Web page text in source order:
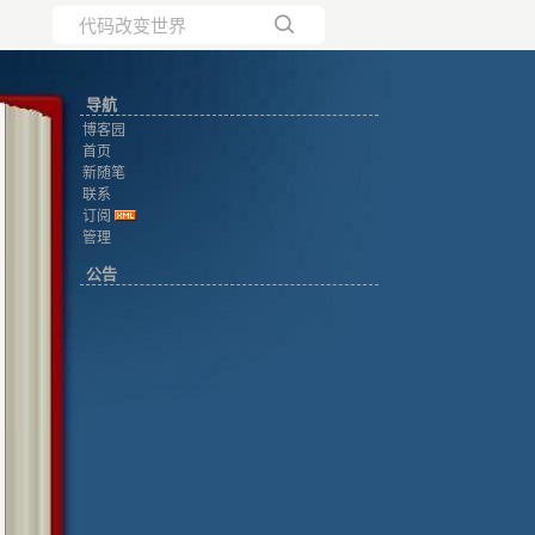
导航
博客园
首页
新随笔
联系
订阅
管理
公告